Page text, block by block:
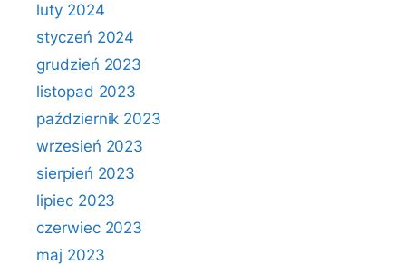
luty 2024
styczeń 2024
grudzień 2023
listopad 2023
październik 2023
wrzesień 2023
sierpień 2023
lipiec 2023
czerwiec 2023
maj 2023